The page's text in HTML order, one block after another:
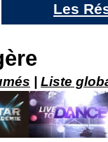
Les
Liste